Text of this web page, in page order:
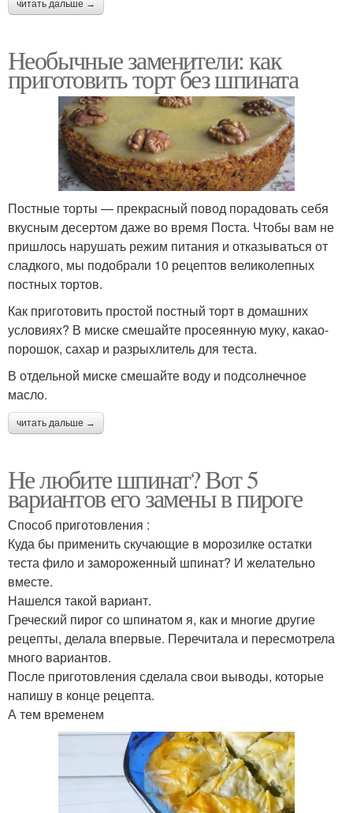
читать дальше →
Необычные заменители: как
приготовить торт без шпината
Постные торты — прекрасный повод порадовать себя
вкусным десертом даже во время Поста. Чтобы вам не
пришлось нарушать режим питания и отказываться от
сладкого, мы подобрали 10 рецептов великолепных
постных тортов.
Как приготовить простой постный торт в домашних
условиях? В миске смешайте просеянную муку, какао-
порошок, сахар и разрыхлитель для теста.
В отдельной миске смешайте воду и подсолнечное
масло.
читать дальше →
Не любите шпинат? Вот 5
вариантов его замены в пироге
Способ приготовления :
Куда бы применить скучающие в морозилке остатки
теста фило и замороженный шпинат? И желательно
вместе.
Нашелся такой вариант.
Греческий пирог со шпинатом я, как и многие другие
рецепты, делала впервые. Перечитала и пересмотрела
много вариантов.
После приготовления сделала свои выводы, которые
напишу в конце рецепта.
А тем временем